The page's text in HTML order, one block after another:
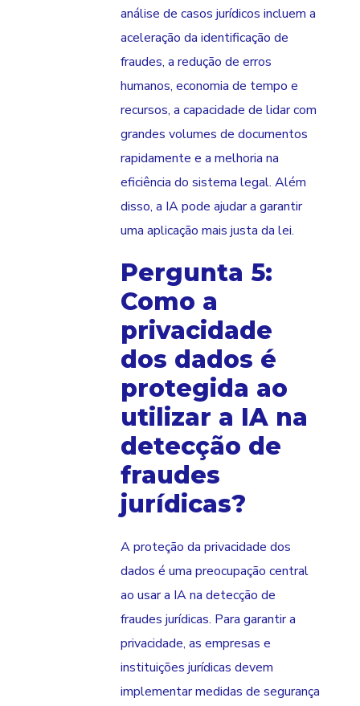
análise de casos jurídicos incluem a
aceleração da identificação de
fraudes, a redução de erros
humanos, economia de tempo e
recursos, a capacidade de lidar com
grandes volumes de documentos
rapidamente e a melhoria na
eficiência do sistema legal. Além
disso, a IA pode ajudar a garantir
uma aplicação mais justa da lei.
Pergunta 5:
Como a
privacidade
dos dados é
protegida ao
utilizar a IA na
detecção de
fraudes
jurídicas?
A proteção da privacidade dos
dados é uma preocupação central
ao usar a IA na detecção de
fraudes jurídicas. Para garantir a
privacidade, as empresas e
instituições jurídicas devem
implementar medidas de segurança